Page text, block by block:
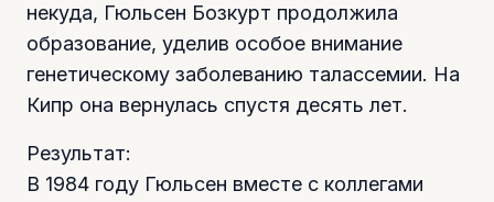
некуда, Гюльсен Бозкурт продолжила
образование, уделив особое внимание
генетическому заболеванию талассемии. На
Кипр она вернулась спустя десять лет.
Результат:
В 1984 году Гюльсен вместе с коллегами